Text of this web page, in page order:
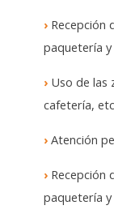
› Recepción
paquetería
› Uso de las
cafetería,
› Atención
› Recepción
paquetería